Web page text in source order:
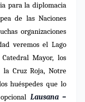
para la diplomacia
de las Naciones
organizaciones
veremos el Lago
Mayor, los
Cruz Roja, Notre
huéspedes que lo
Lausana –